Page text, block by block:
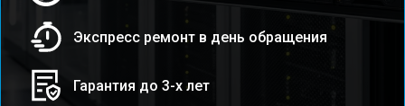
Экспресс ремонт в день обращения
Гарантия до 3-х лет